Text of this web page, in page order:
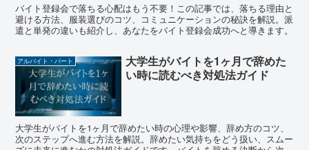
バイト登録会で落ちる心配はもう不要！この記事では、落ちる理由と
避ける方法、服装選びのコツ、コミュニケーションの秘訣を解説。派
遣と単発の違いも紹介し、あなたをバイト登録会成功へと導きます。
アルバイト・パート
大学生がバイトを1ヶ月で辞めた
い時に読むべき対処法ガイド
大学生がバイトを1ヶ月で辞めたい時の心理や影響、辞め方のコツ、
次のステップへ進む方法を解説。辞めたい気持ちをどう扱い、スムー